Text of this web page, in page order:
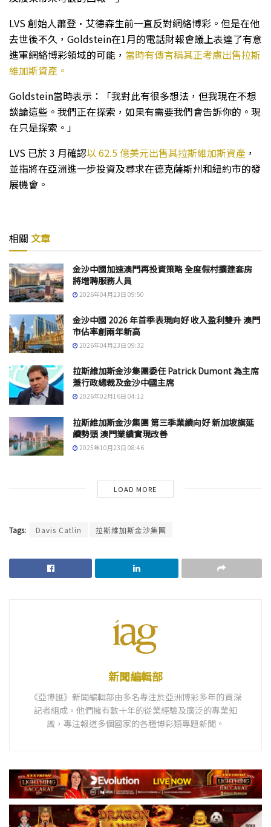
LVS 創始人蕭登·艾德森生前一直反對網絡博彩。但是在他
去世後不久，Goldstein在1月的電話財報會議上表達了有意
進軍網絡博彩領域的可能， 當時有傳言稱其正考慮出售拉斯
維加斯資產。
Goldstein當時表示：「我對此有很多想法，但我現在不想
談論這些。我們正在探索，如果有需要我們會告訴你的。現
在只是探索。」
LVS 已於 3 月確認以 62.5 億美元出售其拉斯維加斯資產 ，
並指將在亞洲進一步投資及尋求在德克薩斯州和紐約市的發
展機會。
相關 文章
金沙中國加速澳門再投資策略 全度假村擴建套房
將增聘服務人員
2026年04月23日 09:50
金沙中國 2026 年首季表現向好 收入盈利雙升 澳門
市佔率創兩年新高
2026年04月23日 09:32
拉斯維加斯金沙集團委任 Patrick Dumont 為主席
兼行政總裁及金沙中國主席
2026年02月16日 04:12
拉斯維加斯金沙集團 第三季業績向好 新加坡旗延
續勢頭 澳門業績實現改善
2025年10月23日 08:46
LOAD MORE
Tags: Davis Catlin 拉斯維加斯金沙集團
新聞編輯部
《亞博匯》新聞編輯部由多名專注於亞洲博彩多年的資深
記者組成。他們擁有數十年的從業經驗及廣泛的專業知
識，專注報道多個國家的各種博彩類專題新聞。